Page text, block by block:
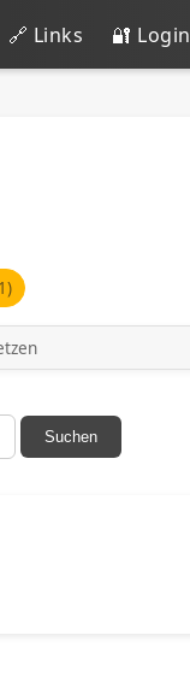
🔗 Links 🔐 Login
Suchen